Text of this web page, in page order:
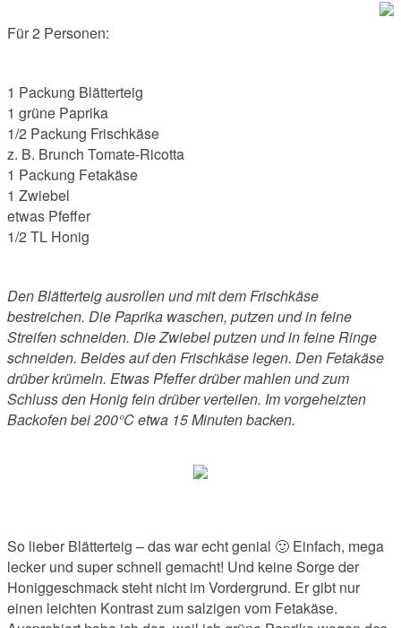
Für 2 Personen:
1 Packung Blätterteig
1 grüne Paprika
1/2 Packung Frischkäse
z. B. Brunch Tomate-Ricotta
1 Packung Fetakäse
1 Zwiebel
etwas Pfeffer
1/2 TL Honig
Den Blätterteig ausrollen und mit dem Frischkäse
bestreichen. Die Paprika waschen, putzen und in feine
Streifen schneiden. Die Zwiebel putzen und in feine Ringe
schneiden. Beides auf den Frischkäse legen. Den Fetakäse
drüber krümeln. Etwas Pfeffer drüber mahlen und zum
Schluss den Honig fein drüber verteilen. Im vorgeheizten
Backofen bei 200°C etwa 15 Minuten backen.
So lieber Blätterteig – das war echt genial 🙂 Einfach, mega
lecker und super schnell gemacht! Und keine Sorge der
Honiggeschmack steht nicht im Vordergrund. Er gibt nur
einen leichten Kontrast zum salzigen vom Fetakäse.